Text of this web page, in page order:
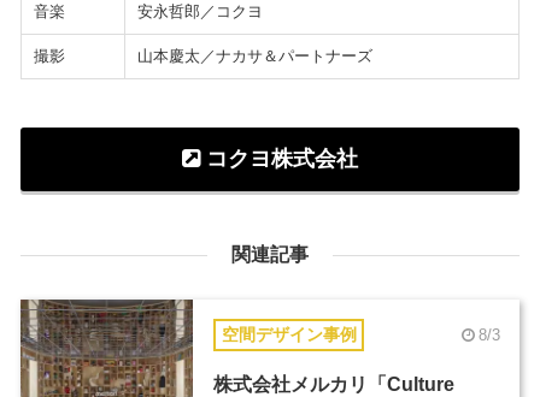
音楽 安永哲郎／コクヨ
撮影 山本慶太／ナカサ＆パートナーズ
コクヨ株式会社
関連記事
空間デザイン事例 8/3
株式会社メルカリ「Culture